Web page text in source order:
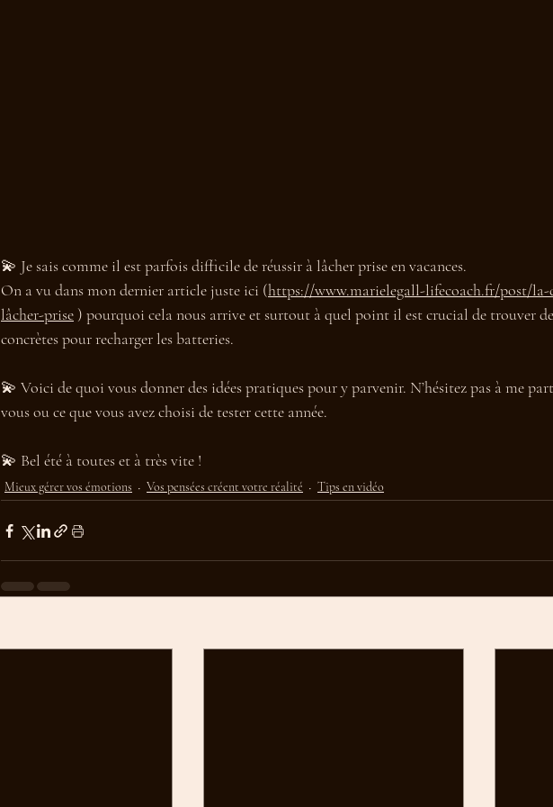
💫 Je sais comme il est parfois difficile de réussir à lâcher prise en vacances.
On a vu dans mon dernier article juste ici (https://www.marielegall-lifecoach.fr/post/
lâcher-prise ) pourquoi cela nous arrive et surtout à quel point il est crucial de trouver
concrètes pour recharger les batteries.
💫 Voici de quoi vous donner des idées pratiques pour y parvenir. N’hésitez pas à me
vous ou ce que vous avez choisi de tester cette année.
💫 Bel été à toutes et à très vite !
Mieux gérer vos émotions Vos pensées créent votre réalité Tips en vidéo